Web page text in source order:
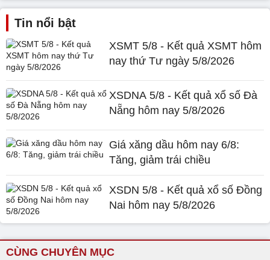
Tin nổi bật
XSMT 5/8 - Kết quả XSMT hôm
nay thứ Tư ngày 5/8/2026
XSDNA 5/8 - Kết quả xổ số Đà
Nẵng hôm nay 5/8/2026
Giá xăng dầu hôm nay 6/8:
Tăng, giảm trái chiều
XSDN 5/8 - Kết quả xổ số Đồng
Nai hôm nay 5/8/2026
CÙNG CHUYÊN MỤC